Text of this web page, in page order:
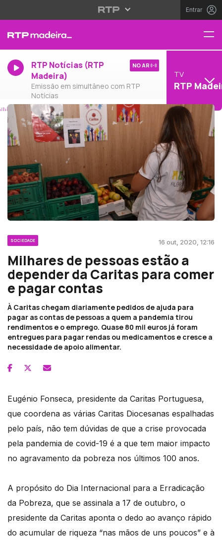
Entrar
RTP Notícias (RTP
Madeira)
Emissão em simultâneo com RTP
Notícias
NO AR
TV
RTP
SOCIEDADE 16 out, 2020, 12:16
Milhares de pessoas estão a
depender da Caritas para comer
e pagar contas
À Caritas chegam diariamente pedidos de ajuda para
pagar as contas de pessoas a quem a pandemia tirou
rendimentos e o emprego. Quase 80 mil euros já foram
entregues para pagar rendas ou medicamentos e cresce a
necessidade de apoio alimentar.
Eugénio Fonseca, presidente da Caritas Portuguesa,
que coordena as várias Caritas Diocesanas espalhadas
pelo país, não tem dúvidas de que a crise provocada
pela pandemia de covid-19 é a que tem maior impacto
no agravamento da pobreza nos últimos 100 anos.
A propósito do Dia Internacional para a Erradicação
da Pobreza, que se assinala a 17 de outubro, o
presidente da Caritas aponta o dedo ao avanço rápido
do acumular de riqueza “nas mãos de uns poucos” e à